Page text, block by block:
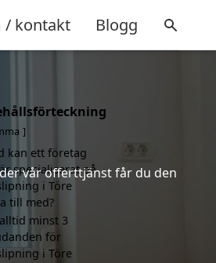
/ kontakt Blogg
vår offerttjänst får du den
kan ett företag
specialiserat på
i Töre
till med?
minst 3
för
i Töre